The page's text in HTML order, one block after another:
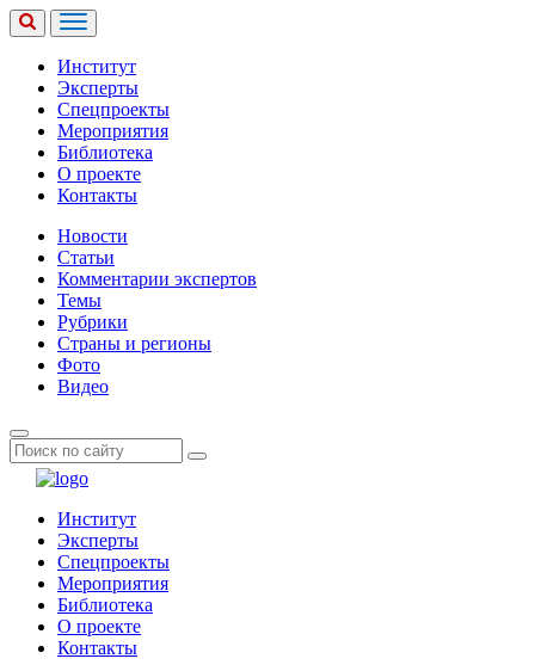
Институт
Эксперты
Спецпроекты
Мероприятия
Библиотека
О проекте
Контакты
Новости
Статьи
Комментарии экспертов
Темы
Рубрики
Страны и регионы
Фото
Видео
Институт
Эксперты
Спецпроекты
Мероприятия
Библиотека
О проекте
Контакты